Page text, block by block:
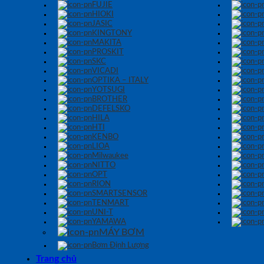
FUJIE
HIOKI
JASIC
KINGTONY
MAKITA
PROSKIT
SKC
VICADI
OPTIKA – ITALY
YOTSUGI
BROTHER
DEFELSKO
HILA
HTI
KENBO
LIOA
Milwaukee
NITTO
OPT
RION
SMARTSENSOR
TENMART
UNI-T
YAMAWA
MÁY BƠM
Bơm Định Lượng
Trang chủ